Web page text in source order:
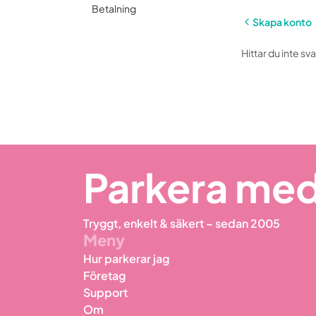
Betalning
Skapa konto
Hittar du inte
Parkera
Tryggt, enkelt & säkert – sedan 2005
Meny
Hur parkerar jag
Företag
Support
Om